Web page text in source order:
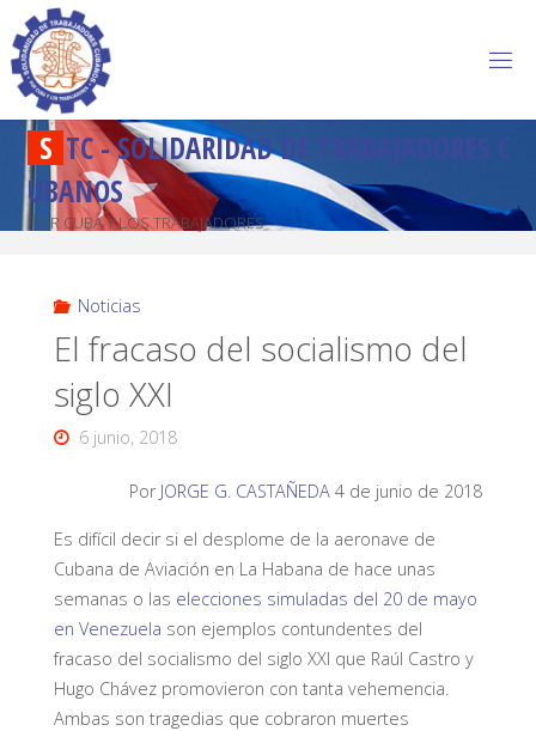
S TC-SOLIDARIDADD R A BAJADORES C
U BANOS
POR CUBA Y LOS TRABAJADORES
Noticias
El fracaso del socialismo del
siglo XXI
6 junio, 2018
Por JORGE G. CASTAÑEDA 4 de junio de 2018
Es difícil decir si el desplome de la aeronave de
Cubana de Aviación en La Habana de hace unas
semanas o las elecciones simuladas del 20 de mayo
en Venezuela son ejemplos contundentes del
fracaso del socialismo del siglo XXI que Raúl Castro y
Hugo Chávez promovieron con tanta vehemencia.
Ambas son tragedias que cobraron muertes